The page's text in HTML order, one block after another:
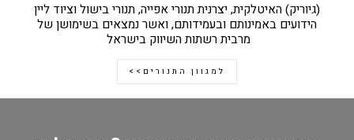
(גיוריק) האיטלקית, יצרנית תנורי אפייה, תנורי בישול וציוד ליין
הידועים באמינותם ובעמידותם, ואשר נמצאים בשימושן של
מרבית רשתות השיווק בישראל
למגוון התנורים>>